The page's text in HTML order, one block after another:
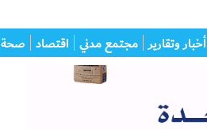
أخبار وتقارير مجتمع مدني اقتصاد صحة